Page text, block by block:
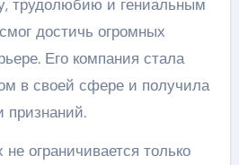
трудолюбию и гениальным
достичь огромных
Его компания стала
в своей сфере и получила
признаний.
ограничивается только